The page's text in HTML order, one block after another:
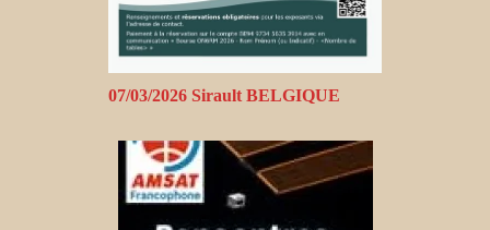
07/03/2026 Sirault BELGIQUE